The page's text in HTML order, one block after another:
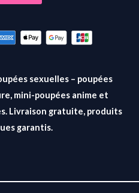
sexuelles – poupées
mini-poupées anime et
Livraison gratuite, produits
garantis.